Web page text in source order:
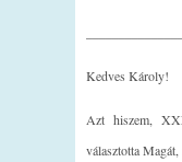
Kedves Károly!
Azt hiszem,
választotta